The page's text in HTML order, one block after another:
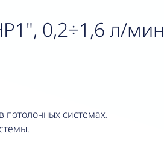
0,2÷1,6 л/мин
потолочных системах.